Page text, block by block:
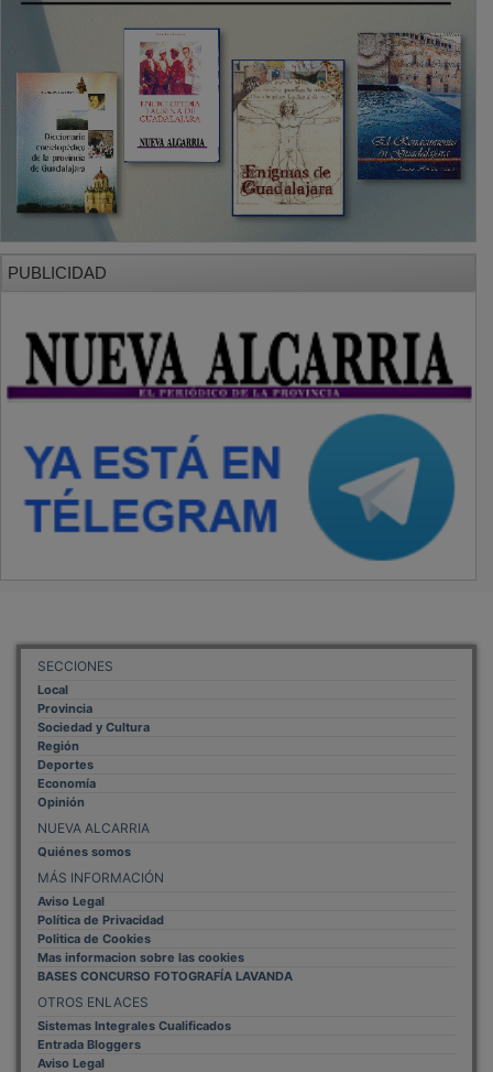
PUBLICIDAD
SECCIONES
Local
Provincia
Sociedad y Cultura
Región
Deportes
Economía
Opinión
NUEVA ALCARRIA
Quiénes somos
MÁS INFORMACIÓN
Aviso Legal
Política de Privacidad
Politica de Cookies
Mas informacion sobre las cookies
BASES CONCURSO FOTOGRAFÍA LAVANDA
OTROS ENLACES
Sistemas Integrales Cualificados
Entrada Bloggers
Aviso Legal